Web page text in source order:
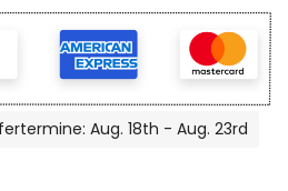
Aug. 18th - Aug. 23rd